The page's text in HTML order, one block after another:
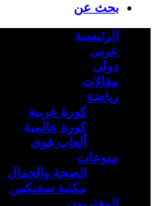
بحث عن
الرئيسية
عربى
دولى
مقالات
رياضة
كورة عربية
كورة عالمية
ألعاب قوى
منوعات
الصحة والجمال
مكتبة سفنكس
المغتربون